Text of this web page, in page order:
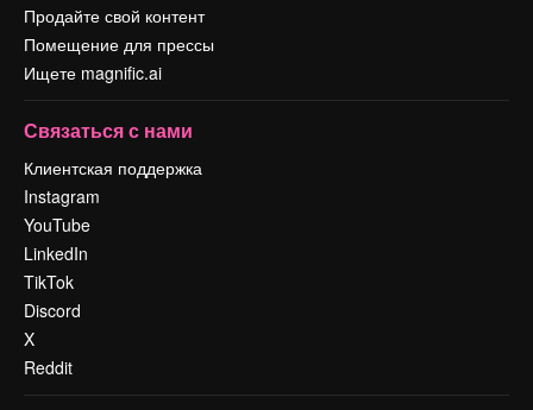
Продайте свой контент
Помещение для прессы
Ищете magnific.ai
Связаться с нами
Клиентская поддержка
Instagram
YouTube
LinkedIn
TikTok
Discord
X
Reddit